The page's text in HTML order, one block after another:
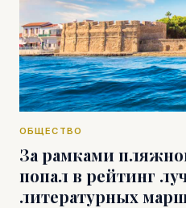
ОБЩЕСТВО
За рамками
попал в рейтинг
литературных